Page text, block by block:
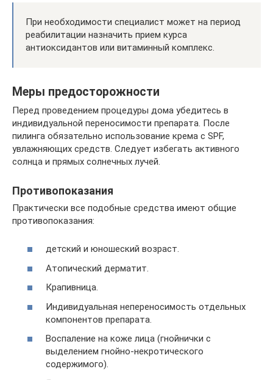
При необходимости специалист может на период
реабилитации назначить прием курса
антиоксидантов или витаминный комплекс.
Меры предосторожности
Перед проведением процедуры дома убедитесь в
индивидуальной переносимости препарата. После
пилинга обязательно использование крема с SPF,
увлажняющих средств. Следует избегать активного
солнца и прямых солнечных лучей.
Противопоказания
Практически все подобные средства имеют общие
противопоказания:
детский и юношеский возраст.
Атопический дерматит.
Крапивница.
Индивидуальная непереносимость отдельных
компонентов препарата.
Воспаление на коже лица (гнойнички с
выделением гнойно-некротического
содержимого).